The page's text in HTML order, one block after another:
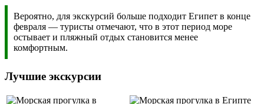
Вероятно, для экскурсий больше подходит Египет в конце
февраля — туристы отмечают, что в этот период море
остывает и пляжный отдых становится менее
комфортным.
Лучшие экскурсии